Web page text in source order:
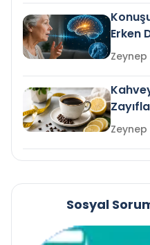
Erken
mi?
Sosyal